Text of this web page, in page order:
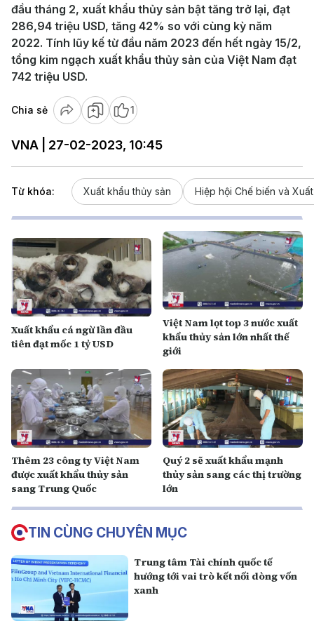
đầu tháng 2, xuất khẩu thủy sản bật tăng trở lại, đạt
286,94 triệu USD, tăng 42% so với cùng kỳ năm
2022. Tính lũy kế từ đầu năm 2023 đến hết ngày 15/2,
tổng kim ngạch xuất khẩu thủy sản của Việt Nam đạt
742 triệu USD.
Chia sẻ 1
VNA | 27-02-2023, 10:45
Từ khóa: Xuất khẩu thủy sản Hiệp hội Chế biến và
Xuất khẩu cá ngừ lần đầu
tiên đạt mốc 1 tỷ USD
Việt Nam lọt top 3 nước xuất
khẩu thủy sản lớn nhất thế
giới
Thêm 23 công ty Việt Nam
được xuất khẩu thủy sản
sang Trung Quốc
Quý 2 sẽ xuất khẩu mạnh
thủy sản sang các thị trường
lớn
TIN CÙNG CHUYÊN MỤC
Trung tâm Tài chính quốc tế
hướng tới vai trò kết nối dòng vốn
xanh